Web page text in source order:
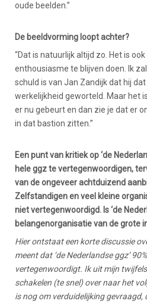
oude beelden.”
De beeldvorming loopt achter?
“Dat is natuurlijk altijd zo. Het is
enthousiasme te blijven doen. Ik
schuld is van Jan Zandijk dat hij
werkelijkheid geworteld. Maar het
er nu gebeurt en dan zie je dat er
in dat bastion zitten.”
Een punt van kritiek op ‘de
hele ggz te vertegenwoordigen,
van de ongeveer achtduizend
Zelfstandigen en veel kleine
niet vertegenwoordigd. Is ‘de
belangenorganisatie van de grote
Hier ontstaat een korte discussie
meent dat ‘de Nederlandse ggz’
vertegenwoordigt. Ik uit mijn
schakelen (te snel) over naar het
is nog om verduidelijking gevraagd,